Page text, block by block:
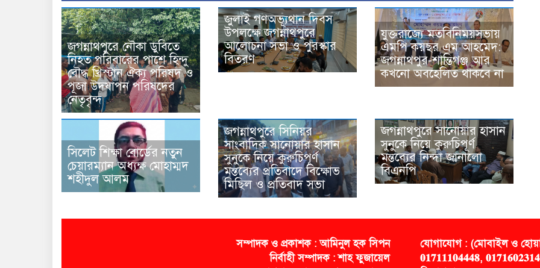
জগন্নাথপুরে নৌকা ডুবিতে
নিহত পরিবারের পাশে হিন্দু
বৌদ্ধ খ্রিস্টান ঐক্য পরিষদ ও
পূজা উদযাপন পরিষদের
নেতৃবৃন্দ
জুলাই গণঅভ্যূথান দিবস
উপলক্ষে জগন্নাথপুরে
আলোচনা সভা ও পুরস্কার
বিতরণ
যুক্তরাজ্যে মতবিনিময়সভায়
এমপি কয়ছর এম আহমেদ:
জগন্নাথপুর-শান্তিগঞ্জ আর
কখনো অবহেলিত থাকবে না
সিলেট শিক্ষা বোর্ডের নতুন
চেয়ারম্যান অধ্যক্ষ মোহাম্মদ
শহীদুল আলম
জগন্নাথপুরে সিনিয়র
সাংবাদিক সানোয়ার হাসান
সুনুকে নিয়ে কুরুচিপূর্ণ
মন্তব্যের প্রতিবাদে বিক্ষোভ
মিছিল ও প্রতিবাদ সভা
জগন্নাথপুরে সানোয়ার হাসান
সুনুকে নিয়ে কুরুচিপূর্ণ
মন্তব্যের নিন্দা জানালো
বিএনপি
সম্পাদক ও প্রকাশক : আমিনুল হক সিপন
নির্বাহী সম্পাদক : শাহ ফুজায়েল
যোগাযোগ : (মোবাইল ও
𝟎𝟏𝟕𝟏𝟏𝟏𝟎𝟒𝟒𝟒𝟖,